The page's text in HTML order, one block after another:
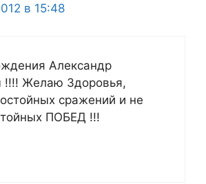
в 15:48
Александр
!!!! Желаю Здоровья,
сражений и не
ПОБЕД !!!